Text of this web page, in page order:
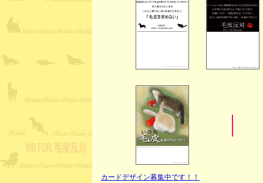
|
カードデザイン募集中です！！